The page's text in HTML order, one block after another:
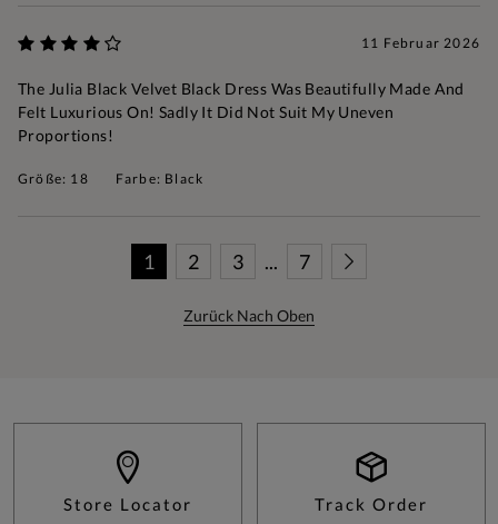
11 Februar 2026
The Julia Black Velvet Black Dress Was Beautifully Made And
Felt Luxurious On! Sadly It Did Not Suit My Uneven
Proportions!
Größe: 18 Farbe: Black
1 2 3 ... 7
Zurück Nach Oben
Store Locator Track Order